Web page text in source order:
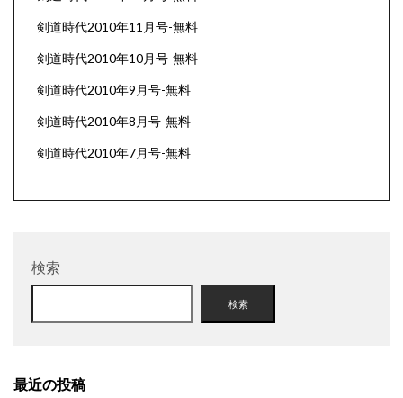
剣道時代2010年11月号-無料
剣道時代2010年10月号-無料
剣道時代2010年9月号-無料
剣道時代2010年8月号-無料
剣道時代2010年7月号-無料
検索
検索
最近の投稿